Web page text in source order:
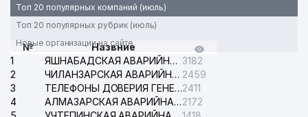
32 ISMA MENTAL ARITHMETIC НОУ 826 м
33
УЗБЕКИНВЕСТ САРМОЯЛАРИ
УП
SAVDOINFOTEX ООО
УЗБЕКЭКСПЕРТИЗА АО
Топ 20 популярных компаний (июль)
Топ 20 популярных рубрик (июль)
Новые организации на сайте
№
Назвние
1
ЯШНАБАДСКАЯ АВАРИЙНАЯ СЛУЖБА ЭЛЕКТРОСЕТИ 3182
2
ЧИЛАНЗАРСКАЯ АВАРИЙНАЯ СЛУЖБА ЭЛЕКТРОСЕТИ 2459
3
ТЕЛЕФОНЫ ДОВЕРИЯ ГЕНЕРАЛЬНОЙ ПРОКУРАТУРЫ РЕСПУБЛИКИ УЗБЕКИСТАН2411
4
АЛМАЗАРСКАЯ АВАРИЙНАЯ СЛУЖБА ЭЛЕКТРОСЕТИ2172